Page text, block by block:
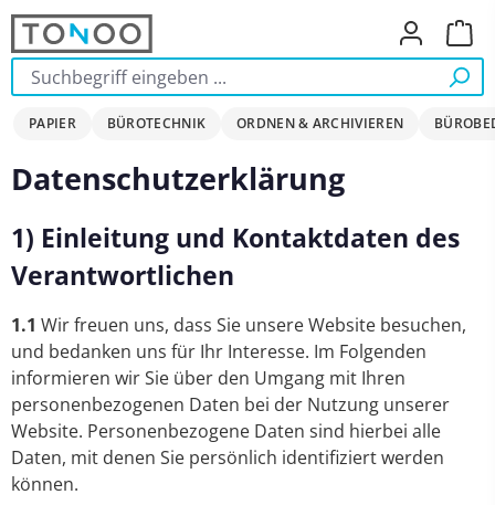
Zum Hauptinhalt springen
PAPIER BÜROTECHNIK ORDNEN & ARCHIVIEREN
Datenschutzerklärung
1) Einleitung und Kontaktdaten des
Verantwortlichen
1.1 Wir freuen uns, dass Sie unsere Website besuchen,
und bedanken uns für Ihr Interesse. Im Folgenden
informieren wir Sie über den Umgang mit Ihren
personenbezogenen Daten bei der Nutzung unserer
Website. Personenbezogene Daten sind hierbei alle
Daten, mit denen Sie persönlich identifiziert werden
können.